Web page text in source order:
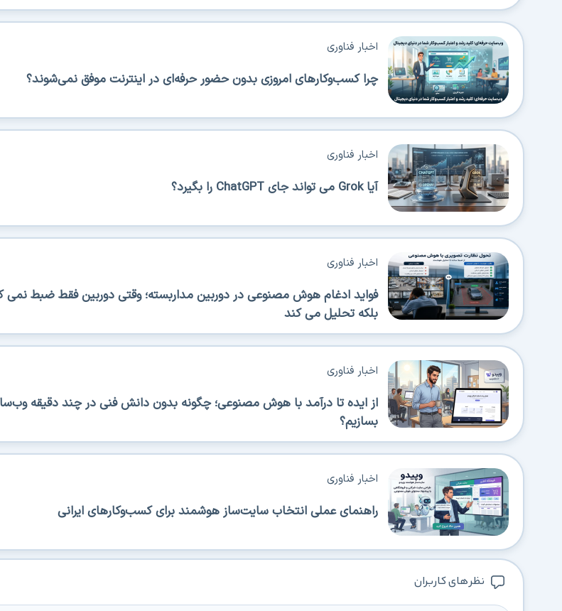
چرا کسب‌وکارهای امروزی بدون حضور حرفه‌ای در اینترنت موفق نمی‌شوند؟
اخبار فناوری
آیا Grok می تواند جای ChatGPT را بگیرد؟
اخبار فناوری
فواید ادغام هوش مصنوعی در دوربین مداربسته؛ وقتی دوربین فقط ضبط نمی
بلکه تحلیل می کند
اخبار فناوری
از ایده تا درآمد با هوش مصنوعی؛ چگونه بدون دانش فنی در چند دقیقه
بسازیم؟
اخبار فناوری
راهنمای عملی انتخاب سایت‌ساز هوشمند برای کسب‌وکارهای ایرانی
اخبار فناوری
نظر های کاربران